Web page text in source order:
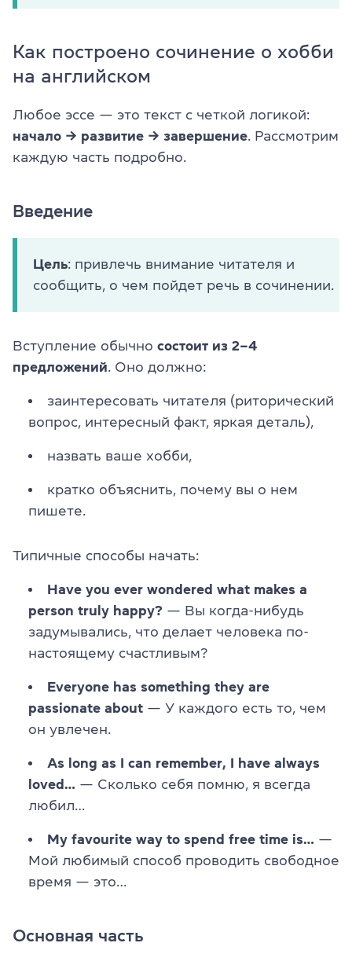
Как построено сочинение о хобби
на английском
Любое эссе — это текст с четкой логикой:
начало → развитие → завершение . Рассмотрим
каждую часть подробно.
Введение
Цель: привлечь внимание читателя и
сообщить, о чем пойдет речь в сочинении.
Вступление обычно состоит из 2–4
предложений . Оно должно:
заинтересовать читателя (риторический
вопрос, интересный факт, яркая деталь),
назвать ваше хобби,
кратко объяснить, почему вы о нем
пишете.
Типичные способы начать:
Have you ever wondered what makes a
person truly happy? — Вы когда-нибудь
задумывались, что делает человека по-
настоящему счастливым?
Everyone has something they are
passionate about — У каждого есть то, чем
он увлечен.
As long as I can remember, I have always
loved… — Сколько себя помню, я всегда
любил…
My favourite way to spend free time is… —
Мой любимый способ проводить свободное
время — это…
Основная часть